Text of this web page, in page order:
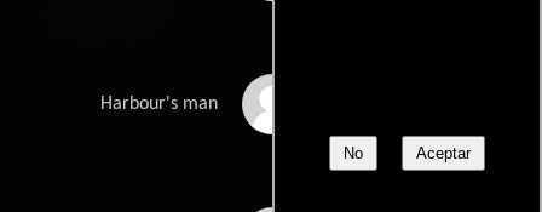
No Aceptar
Harbour's man